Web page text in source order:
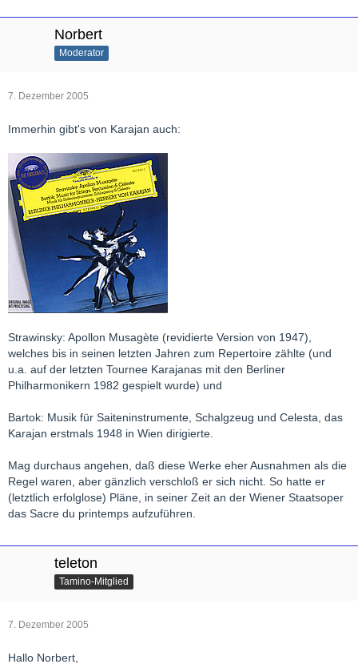
Norbert
Moderator
7. Dezember 2005
Immerhin gibt's von Karajan auch:
Strawinsky: Apollon Musagète (revidierte Version von 1947),
welches bis in seinen letzten Jahren zum Repertoire zählte (und
u.a. auf der letzten Tournee Karajanas mit den Berliner
Philharmonikern 1982 gespielt wurde) und
Bartok: Musik für Saiteninstrumente, Schalgzeug und Celesta, das
Karajan erstmals 1948 in Wien dirigierte.
Mag durchaus angehen, daß diese Werke eher Ausnahmen als die
Regel waren, aber gänzlich verschloß er sich nicht. So hatte er
(letztlich erfolglose) Pläne, in seiner Zeit an der Wiener Staatsoper
das Sacre du printemps aufzuführen.
teleton
Tamino-Mitglied
7. Dezember 2005
Hallo Norbert,